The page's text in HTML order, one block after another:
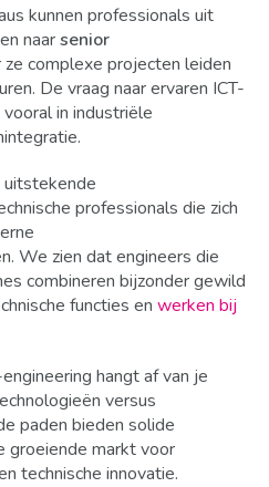
kunnen professionals uit
naarsenior
ze complexe projecten leiden
De vraag naar ervaren ICT-
in industriële
uitstekende
professionals die zich
We zien dat engineers die
combineren bijzonder gewild
functies en werken bij
hangt af van je
versus
paden bieden solide
groeiende markt voor
technische innovatie.